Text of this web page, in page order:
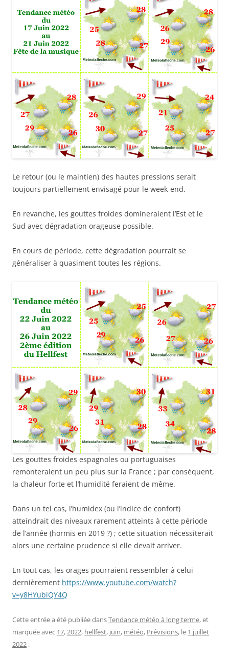
Le retour (ou le maintien) des hautes pressions serait
toujours partiellement envisagé pour le week-end.
En revanche, les gouttes froides domineraient l’Est et le
Sud avec dégradation orageuse possible.
En cours de période, cette dégradation pourrait se
généraliser à quasiment toutes les régions.
Les gouttes froides espagnoles ou portuguaises
remonteraient un peu plus sur la France ; par conséquent,
la chaleur forte et l’humidité feraient de même.
Dans un tel cas, l’humidex (ou l’indice de confort)
atteindrait des niveaux rarement atteints à cette période
de l’année (hormis en 2019 ?) ; cette situation nécessiterait
alors une certaine prudence si elle devait arriver.
En tout cas, les orages pourraient ressembler à celui
dernièrement https://www.youtube.com/watch?
v=y8HYubiQY4Q
Cette entrée a été publiée dansTendance météo à long terme, et
marquée avec 17,2022, hellfest, juin, météo, Prévisions, le 1 juillet
2022 .